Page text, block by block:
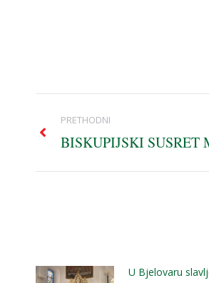
Post
navigation
PRETHODNI
Previous
BISKUPIJSKI
U Bjelovaru